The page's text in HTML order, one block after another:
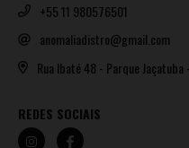
+55 11 980576501
anomaliadistro@gmail.com
Rua Ibaté 48 - Parque
REDES SOCIAIS